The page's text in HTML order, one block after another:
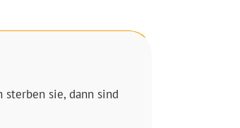
sterben sie, dann sind